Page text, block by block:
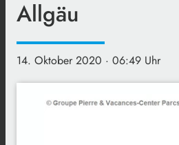
Allgäu
14. Oktober 2020 · 06:49 Uhr